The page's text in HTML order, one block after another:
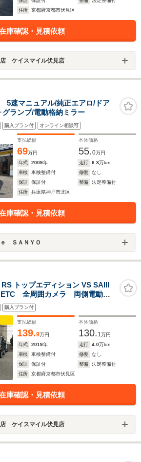
住所
京都府京都市伏見区
庫確認・見積依頼
ケイスマイル伏見店
速マニュアル/純正エアロ/ドア
グランプ/電動格納ミラー
購入プラン付 オンライン相談可
支払総額
69万円
本体価格
55.0万円
年式
2009年 走行 6.3万km
車検
車検整備付 修復
なし
保証
保証付 整備
法定整備付
住所
兵庫県神戸市北区
庫確認・見積依頼
ＳＡＮＹＯ
トップエディション VS SAIII
全周囲カメラ 両側電動ス
害軽減システム オートマチッ
イト LEDヘッドランプ アイ
ートキー
購入プラン付
支払総額
139.9万円
本体価格
130. 1万円
年式
2019年 走行 4.0万km
車検
車検整備付 修復
なし
保証
保証付 整備
法定整備付
住所
京都府京都市伏見区
庫確認・見積依頼
ケイスマイル伏見店